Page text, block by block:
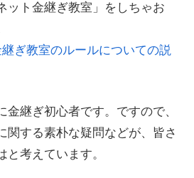
ット金継ぎ教室」をしちゃお
ぎ教室のルールについての説
金継ぎ初心者です。ですので、
関する素朴な疑問などが、皆さ
と考えています。